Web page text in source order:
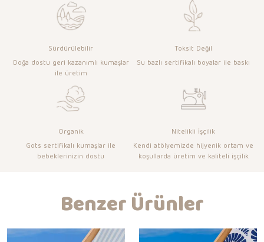
Sürdürülebilir
Doğa dostu geri kazanımlı kumaşlar
ile üretim
Toksit Değil
Su bazlı sertifikalı boyalar ile baskı
Organik
Gots sertifikalı kumaşlar ile
bebeklerinizin dostu
Nitelikli İşçilik
Kendi atölyemizde hijyenik ortam ve
koşullarda üretim ve kaliteli işçilik
Benzer Ürünler